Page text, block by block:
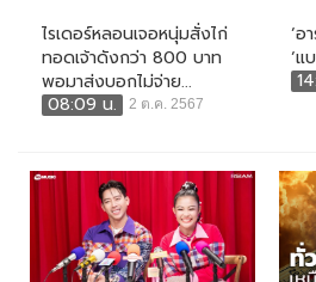
ไรเดอร์หลอนเจอหนุ่มสั่งไก่
ทอดเจ้าดังกว่า 800 บาท
พอมาส่งบอกไม่จ่าย...
08:09 น.
2 ต.ค. 2567
‘อ
‘แ